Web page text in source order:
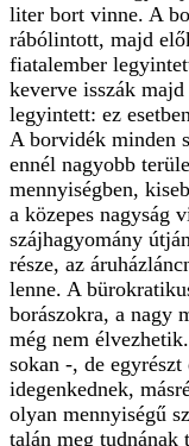
liter bort vinne. A
rábólintott, majd
fiatalember
keverve isszák
legyintett: ez
A borvidék minden
ennél nagyobb
mennyiségben,
a közepes nagyság
szájhagyomány
része, az
lenne. A
borászokra, a nagy
még nem
sokan -, de
idegenkednek,
olyan mennyiségű
talán meg tudnának